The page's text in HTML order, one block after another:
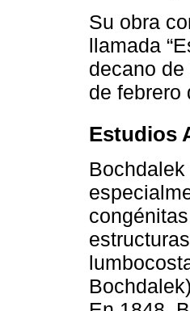
Su obra
llamada
decano
de febrero
Estudios